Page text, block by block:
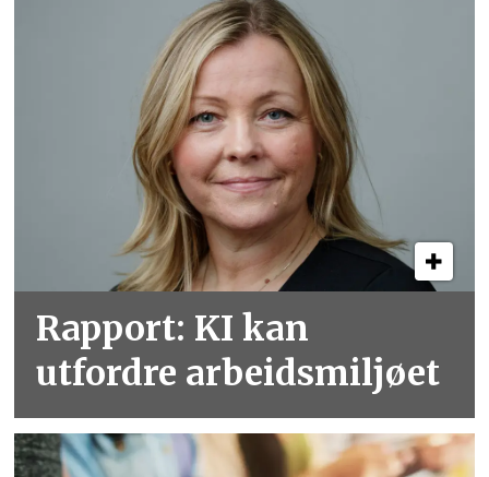
Rapport: KI kan
utfordre arbeidsmiljøet